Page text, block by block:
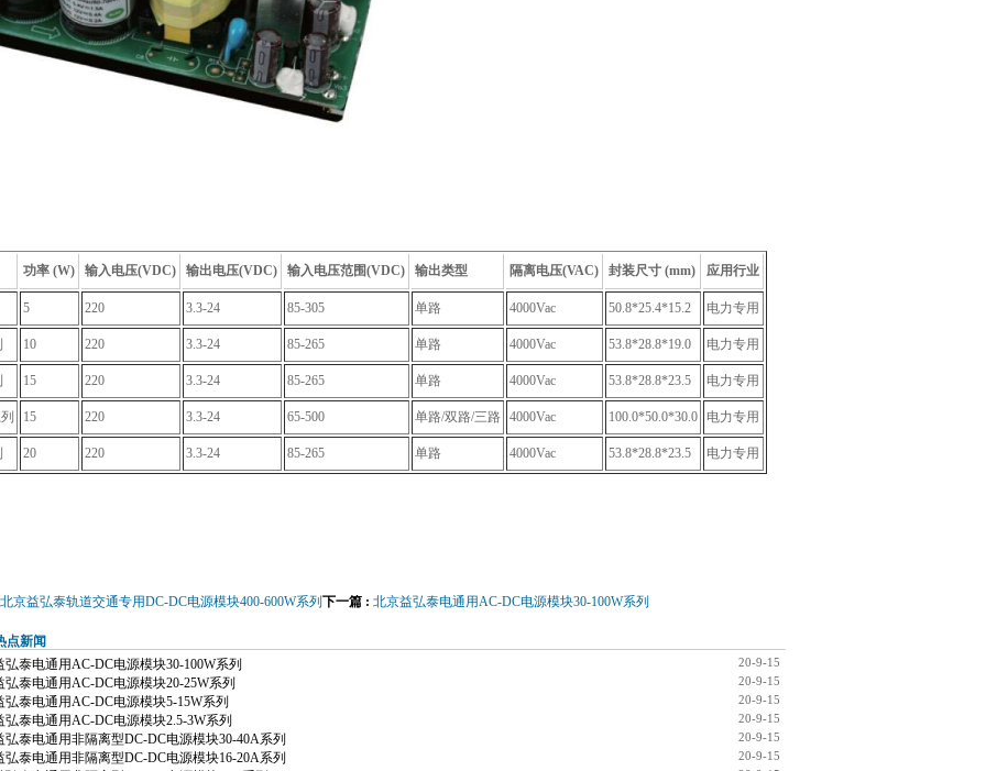
功率 (W) 输入电压(VDC) 输出电压(VDC) 输入电压范围(VDC) 输出类型 隔离电压(VAC) 封装尺寸 (mm) 应用行业
5 220 3.3-24 85-305 单路 4000Vac 50.8*25.4*15.2 电力专用
10 220 3.3-24 85-265 单路 4000Vac 53.8*28.8*19.0 电力专用
15 220 3.3-24 85-265 单路 4000Vac 53.8*28.8*23.5 电力专用
15 220 3.3-24 65-500 单路/双路/三路 4000Vac 100.0*50.0*30.0 电力专用
20 220 3.3-24 85-265 单路 4000Vac 53.8*28.8*23.5 电力专用
北京益弘泰轨道交通专用DC-DC电源模块400-600W系列 下一篇 : 北京益弘泰电通用AC-DC电源模块30-100W系列
点新闻
弘泰电通用AC-DC电源模块30-100W系列
20-9-15
弘泰电通用AC-DC电源模块20-25W系列 20-9-15
弘泰电通用AC-DC电源模块5-15W系列 20-9-15
弘泰电通用AC-DC电源模块2.5-3W系列 20-9-15
弘泰电通用非隔离型DC-DC电源模块30-40A系列 20-9-15
弘泰电通用非隔离型DC-DC电源模块16-20A系列 20-9-15